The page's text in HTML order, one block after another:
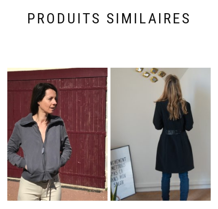
PRODUITS SIMILAIRES